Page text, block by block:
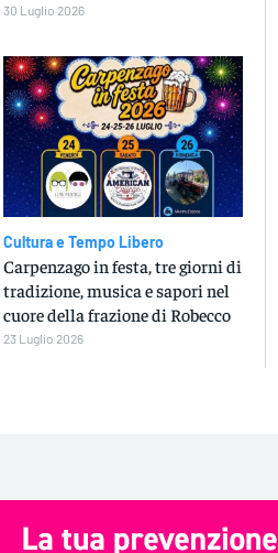
30 Luglio 2026
Cultura e Tempo Libero
Carpenzago in festa, tre giorni di
tradizione, musica e sapori nel
cuore della frazione di Robecco
23 Luglio 2026